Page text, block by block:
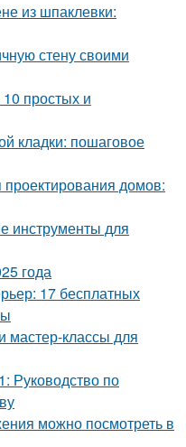
из шпаклевки:
стену своими
простых и
кладки: пошаговое
домов:
инструменты для
года
17 бесплатных
мастер-классы для
Руководство по
можно посмотреть в